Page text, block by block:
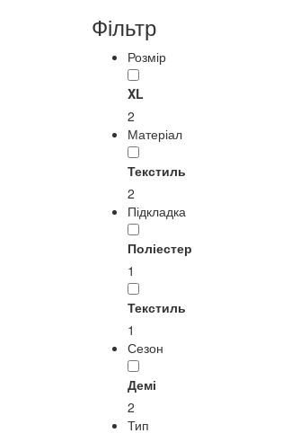
Фільтр
Розмір
XL
2
Матеріал
Текстиль
2
Підкладка
Поліестер
1
Текстиль
1
Сезон
Демі
2
Тип